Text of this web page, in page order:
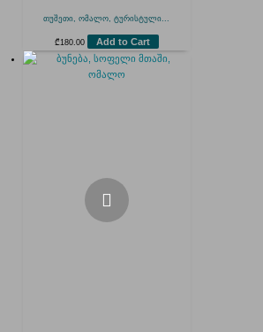
თუშეთი, ომალო, ტურისტული...
₾ 180.00 Add to Cart